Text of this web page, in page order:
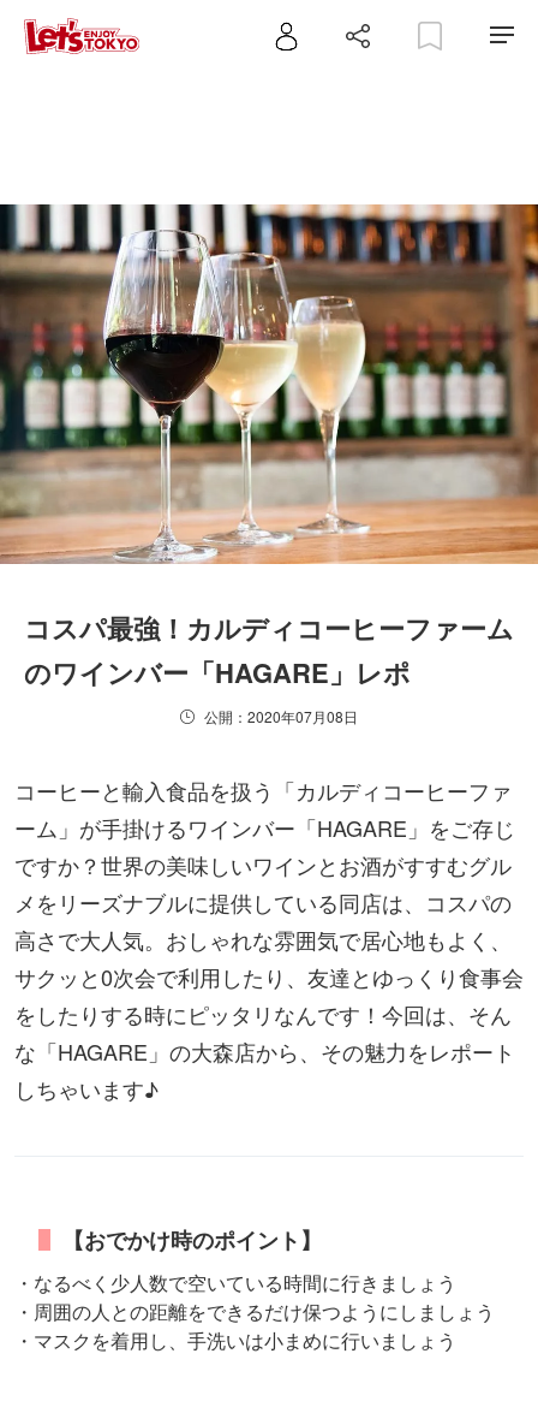
コスパ最強！カルディコーヒーファーム
のワインバー「HAGARE」レポ
公開：2020年07月08日
コーヒーと輸入食品を扱う「カルディコーヒーファ
ーム」が手掛けるワインバー「HAGARE」をご存じ
ですか？世界の美味しいワインとお酒がすすむグル
メをリーズナブルに提供している同店は、コスパの
高さで大人気。おしゃれな雰囲気で居心地もよく、
サクッと0次会で利用したり、友達とゆっくり食事会
をしたりする時にピッタリなんです！今回は、そん
な「HAGARE」の大森店から、その魅力をレポート
しちゃいます♪
【おでかけ時のポイント】
・なるべく少人数で空いている時間に行きましょう
・周囲の人との距離をできるだけ保つようにしましょう
・マスクを着用し、手洗いは小まめに行いましょう